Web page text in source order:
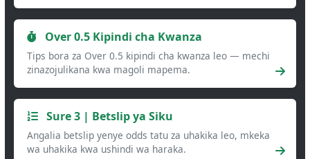
Over 0.5 Kipindi cha Kwanza
Tips bora za Over 0.5 kipindi cha kwanza leo — mechi
zinazojulikana kwa magoli mapema.
Sure 3 | Betslip ya Siku
Angalia betslip yenye odds tatu za uhakika leo, mkeka
wa uhakika kwa ushindi wa haraka.